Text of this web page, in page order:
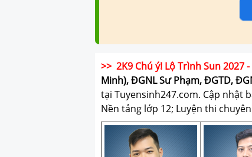
>> 2K9 Chú ý! Lộ Trình Sun
Minh), ĐGNL Sư Phạm, ĐGTD,
tại Tuyensinh247.com. Cập nhật
Nền tảng lớp 12; Luyện thi